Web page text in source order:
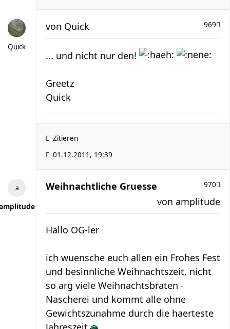
Quick
969
von Quick
... und nicht nur den!
Greetz
Quick
Zitieren
01.12.2011, 19:39
Weihnachtliche Gruesse 970
von amplitude
Hallo OG-ler
ich wuensche euch allen ein Frohes Fest
und besinnliche Weihnachtszeit, nicht
so arg viele Weihnachtsbraten -
Nascherei und kommt alle ohne
Gewichtszunahme durch die haerteste